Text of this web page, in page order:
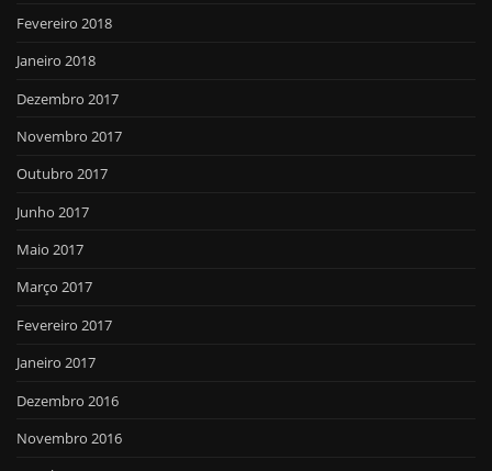
Fevereiro 2018
Janeiro 2018
Dezembro 2017
Novembro 2017
Outubro 2017
Junho 2017
Maio 2017
Março 2017
Fevereiro 2017
Janeiro 2017
Dezembro 2016
Novembro 2016